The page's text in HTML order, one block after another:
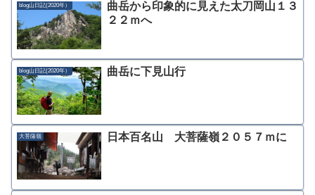
blog山日記(2020年）
曲岳から印象的に見えた太刀岡山１３
２２ｍへ
blog山日記(2020年） 曲岳に下見山行
大菩薩嶺 日本百名山 大菩薩嶺２０５７ｍに